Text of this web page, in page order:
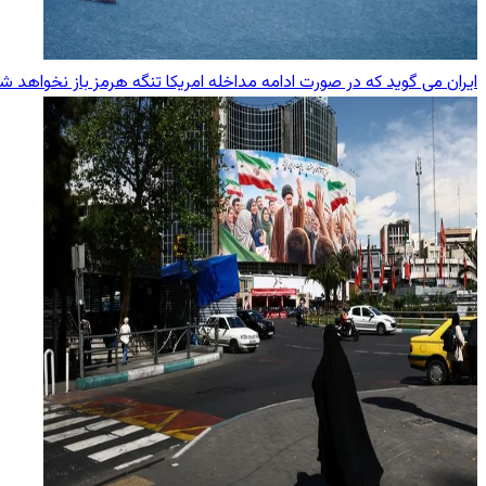
ایران می گوید که در صورت ادامه مداخله امریکا تنگه هرمز باز نخواهد